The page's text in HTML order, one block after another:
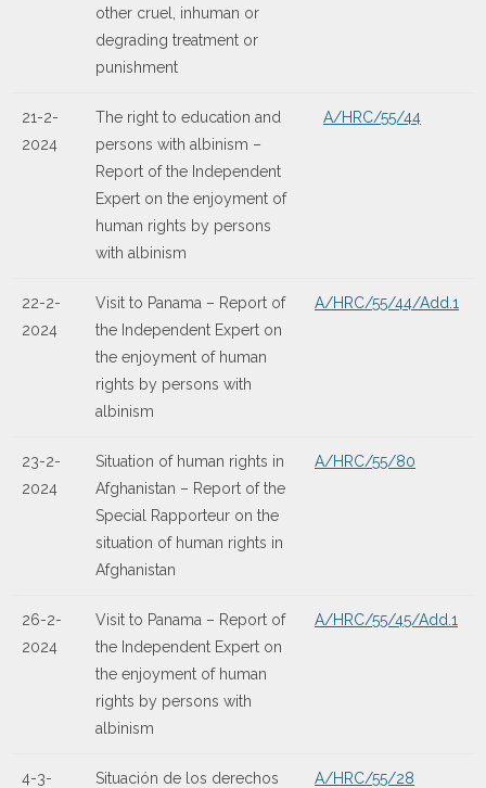
other cruel, inhuman or
degrading treatment or
punishment
21-2-
2024
The right to education and
persons with albinism –
Report of the Independent
Expert on the enjoyment of
human rights by persons
with albinism
A/HRC/55/44
22-2-
2024
Visit to Panama – Report of
the Independent Expert on
the enjoyment of human
rights by persons with
albinism
A/HRC/55/44/Add.1
23-2-
2024
Situation of human rights in
Afghanistan – Report of the
Special Rapporteur on the
situation of human rights in
Afghanistan
A/HRC/55/80
26-2-
2024
Visit to Panama – Report of
the Independent Expert on
the enjoyment of human
rights by persons with
albinism
A/HRC/55/45/Add.1
4-3-
Situación de los derechos
A/HRC/55/28